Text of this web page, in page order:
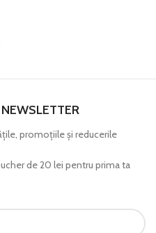
promoţiile şi reducerile
de 20 lei pentru prima ta